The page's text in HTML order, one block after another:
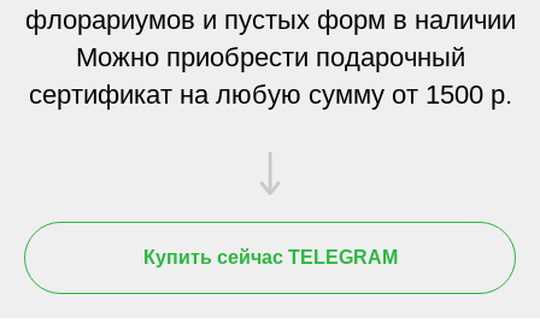
флорариумов и пустых форм в наличии
Можно приобрести подарочный
сертификат на любую сумму от 1500 р.
Купить сейчас TELEGRAM